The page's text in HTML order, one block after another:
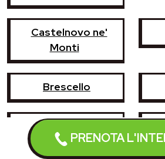
PRENOTA
Castelnovo ne'
Monti
Brescello
Gattatico